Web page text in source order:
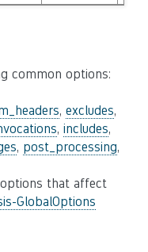
common options:
, excludes,
, includes,
, post_processing,
that affect
GlobalOptions